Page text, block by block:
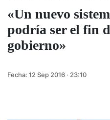
«Un nuevo
podría ser el fin
gobierno»
Fecha: 12 Sep 2016 · 23:10